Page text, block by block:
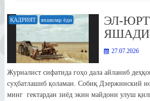
ҚАДРИЯТ яхшилар ёди
ЭЛ-
ЯШАДИ
27.07.2026
Журналист сифатида гоҳо дала айланиб
суҳбатлашиб қоламан. Собиқ Дзержинский
минг гектардан зиёд экин майдони улуш